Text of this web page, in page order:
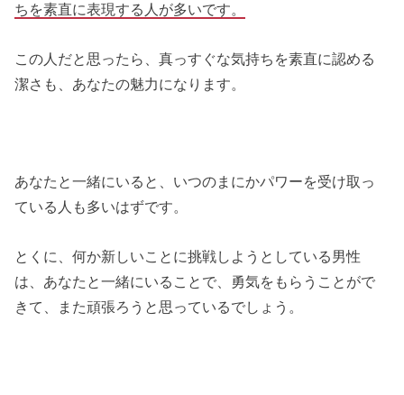
ちを素直に表現する人が多いです。
この人だと思ったら、真っすぐな気持ちを素直に認める
潔さも、あなたの魅力になります。
あなたと一緒にいると、いつのまにかパワーを受け取っ
ている人も多いはずです。
とくに、何か新しいことに挑戦しようとしている男性
は、あなたと一緒にいることで、勇気をもらうことがで
きて、また頑張ろうと思っているでしょう。